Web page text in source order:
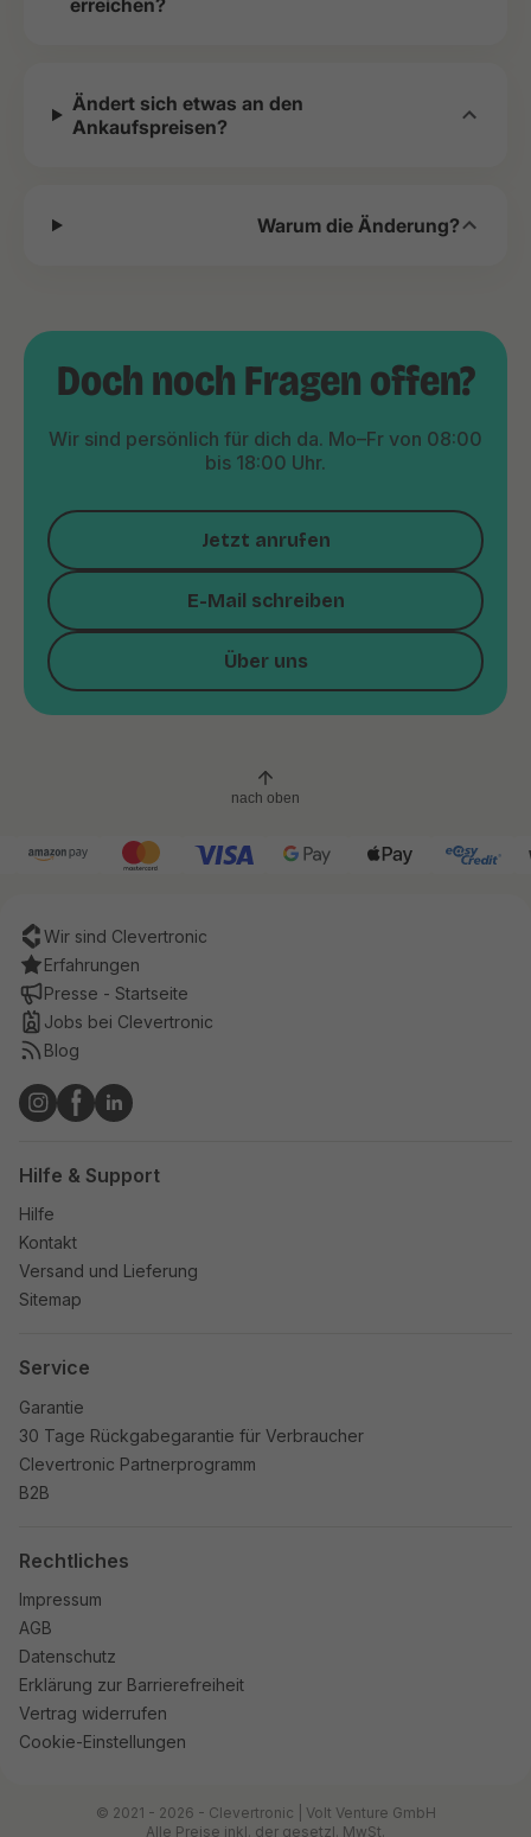
erreichen?
Ändert sich etwas an den
Ankaufspreisen?
Warum die Änderung?
Doch noch Fragen offen?
Wir sind persönlich für dich da. Mo–Fr von 08:00
bis 18:00 Uhr.
Jetzt anrufen
E-Mail schreiben
Über uns
nach oben
Wir sind Clevertronic
Erfahrungen
Presse - Startseite
Jobs bei Clevertronic
Blog
Hilfe & Support
Hilfe
Kontakt
Versand und Lieferung
Sitemap
Service
Garantie
30 Tage Rückgabegarantie für Verbraucher
Clevertronic Partnerprogramm
B2B
Rechtliches
Impressum
AGB
Datenschutz
Erklärung zur Barrierefreiheit
Vertrag widerrufen
Cookie-Einstellungen
© 2021 - 2026 - Clevertronic | Volt Venture GmbH
Alle Preise inkl. der gesetzl. MwSt.